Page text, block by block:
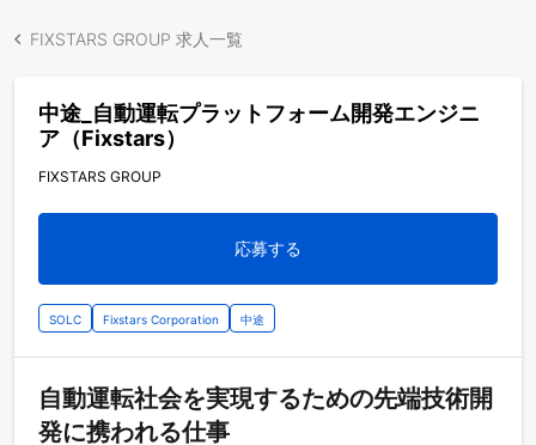
FIXSTARS GROUP 求人一覧
中途_自動運転プラットフォーム開発エンジニ
ア（Fixstars）
FIXSTARS GROUP
応募する
SOLC Fixstars Corporation 中途
自動運転社会を実現するための先端技術開
発に携われる仕事